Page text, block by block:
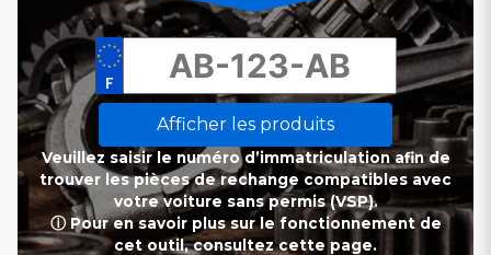
Afficher les produits
Veuillez saisir le numéro d’immatriculation afin de
trouver les pièces de rechange compatibles avec
votre voiture sans permis (VSP).
ⓘ Pour en savoir plus sur le fonctionnement de
cet outil, consultez cette page.